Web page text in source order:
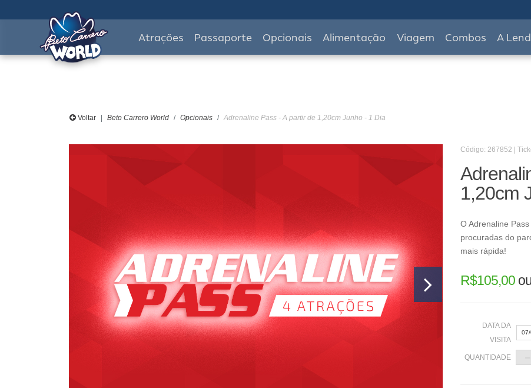
Atrações Passaporte Opcionais Alimentação Viagem Combos A
Voltar Beto Carrero World Opcionais Adrenaline Pass - A partir de 1,20cm Junho - 1 Dia
Código: 267852 |
1,20cm
O Adrenaline
procuradas do
mais rápida!
R$105,00
DATA DA
VISITA
QUANTIDADE